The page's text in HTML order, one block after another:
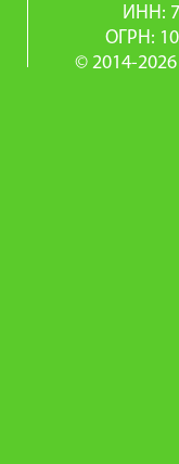
ИНН:
ОГРН:
© 2014-